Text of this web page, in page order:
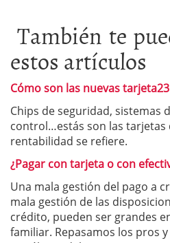
También te
estos artículos
Cómo son las nuevas
Chips de seguridad, sistemas
control…estás son las tarjetas
rentabilidad se refiere.
¿Pagar con tarjeta o con
Una mala gestión del pago a
mala gestión de las
crédito, pueden ser grandes
familiar. Repasamos los pros